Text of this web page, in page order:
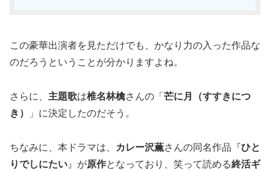
この豪華出演者を見ただけでも、かなり力の入った作品な
のだろうということが分かりますよね。
さらに、 主題歌は椎名林檎さんの「芒に月（すすきにつ
き）
」に決定したのだそう。
ちなみに、本ドラマは、 カレー沢薫さんの同名作品『ひと
りでしにたい』が原作となっており、笑って読める終活ギ